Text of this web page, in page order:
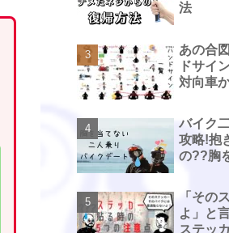
法
あの合
ドサイ
対向車
バイク
攻略!抱
の??胸
「その
よ」と
ステッ